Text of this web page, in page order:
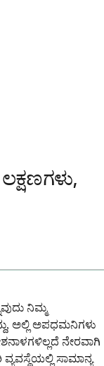
ನಿಮ್ಮ
ಅಲ್ಲಿ ಅಪಧಮನಿಗಳು
ನೇರವಾಗಿ
ಸಾಮಾನ್ಯ